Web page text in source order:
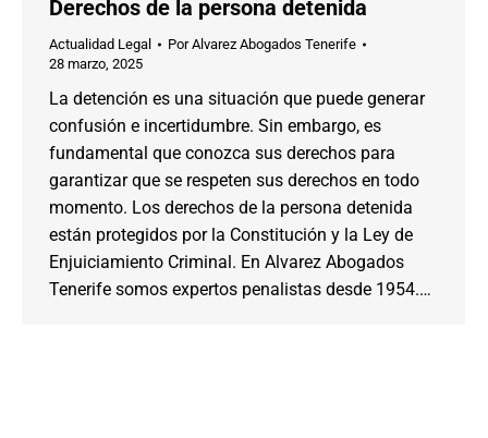
Derechos de la persona detenida
Actualidad Legal PorAlvarez Abogados Tenerife
28 marzo, 2025
La detención es una situación que puede generar
confusión e incertidumbre. Sin embargo, es
fundamental que conozca sus derechos para
garantizar que se respeten sus derechos en todo
momento. Los derechos de la persona detenida
están protegidos por la Constitución y la Ley de
Enjuiciamiento Criminal. En Alvarez Abogados
Tenerife somos expertos penalistas desde 1954.…